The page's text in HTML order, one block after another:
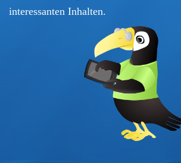
interessanten Inhalten.